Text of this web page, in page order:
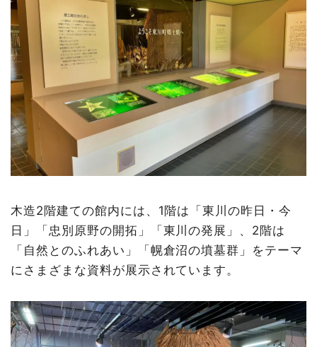
木造2階建ての館内には、1階は「東川の昨日・今
日」「忠別原野の開拓」「東川の発展」、2階は
「自然とのふれあい」「幌倉沼の墳墓群」をテーマ
にさまざまな資料が展示されています。